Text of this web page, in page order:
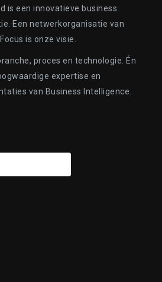
is een innovatieve business
Een netwerkorganisatie van
is onze visie.
proces en technologie. Én
expertise en
van Business Intelligence.